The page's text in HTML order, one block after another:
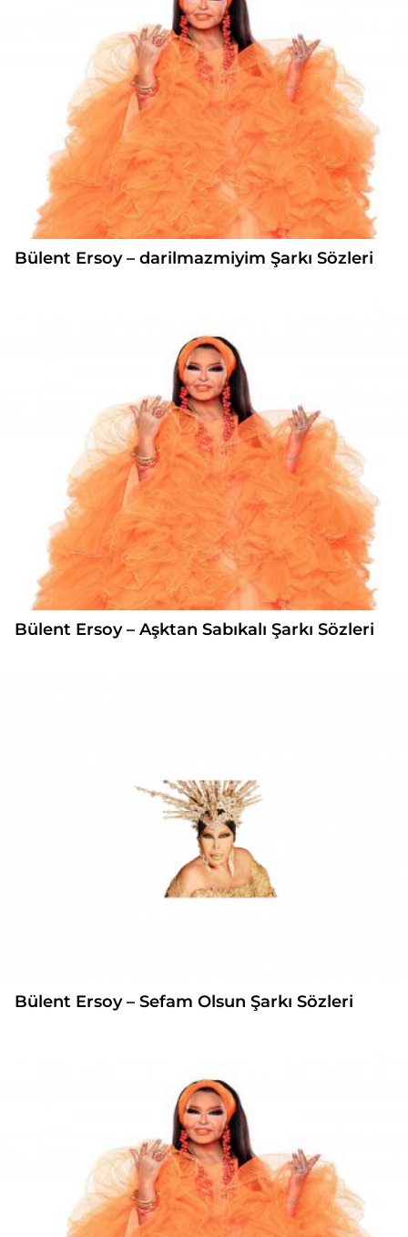
Bülent Ersoy – darilmazmiyim Şarkı Sözleri
Bülent Ersoy – Aşktan Sabıkalı Şarkı Sözleri
Bülent Ersoy – Sefam Olsun Şarkı Sözleri